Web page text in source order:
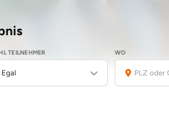
TEILNEHMER
Egal
WO